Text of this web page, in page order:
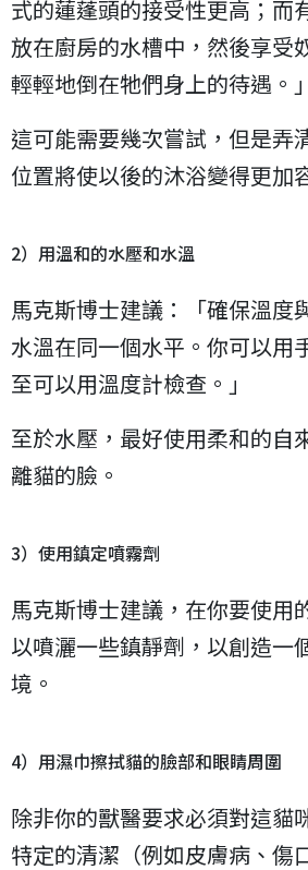
式的蓮蓬頭的接受性更高；而
放在廚房的水槽中，然後享受
輕輕地倒在牠們身上的待遇。」
這可能需要幾次嘗試，但是弄
位置將使以後的沐浴變得更加
2）用溫和的水壓和水溫
馬克斯博士建議：「確保溫度
水溫在同一個水平。你可以用
至可以用溫度計檢查。」
至於水壓，最好使用柔和的自
離貓的臉。
3）使用鎮定噴霧劑
馬克斯博士建議，在你要使用
以噴灑一些鎮靜劑，以創造一
境。
4）用濕巾擦拭貓的臉部和眼睛周圍
除非你的獸醫要求必須對這貓
特定的清潔（例如皮膚病、傷